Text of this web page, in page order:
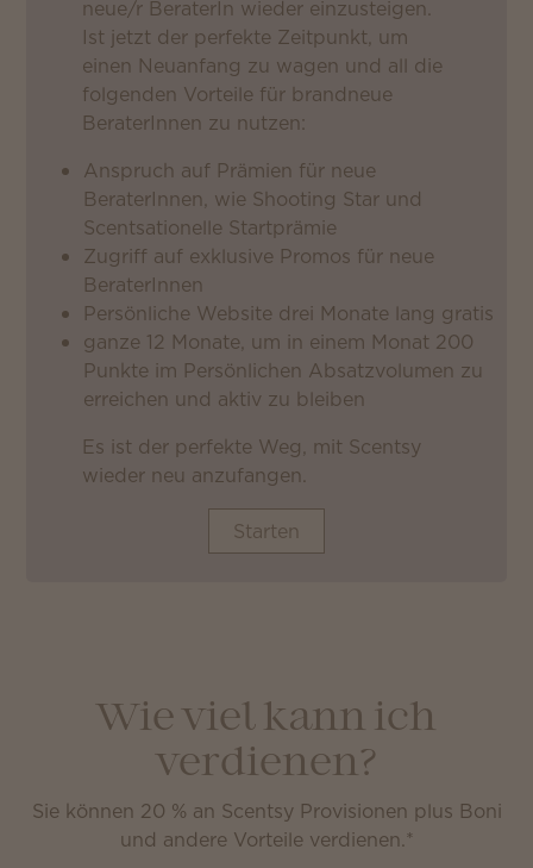
neue/r BeraterIn wieder einzusteigen.
Ist jetzt der perfekte Zeitpunkt, um
einen Neuanfang zu wagen und all die
folgenden Vorteile für brandneue
BeraterInnen zu nutzen:
Anspruch auf Prämien für neue
BeraterInnen, wie Shooting Star und
Scentsationelle Startprämie
Zugriff auf exklusive Promos für neue
BeraterInnen
Persönliche Website drei Monate lang gratis
ganze 12 Monate, um in einem Monat 200
Punkte im Persönlichen Absatzvolumen zu
erreichen und aktiv zu bleiben
Es ist der perfekte Weg, mit Scentsy
wieder neu anzufangen.
Starten
Wie viel kann ich
verdienen?
Sie können 20 % an Scentsy Provisionen plus Boni
und andere Vorteile verdienen.*